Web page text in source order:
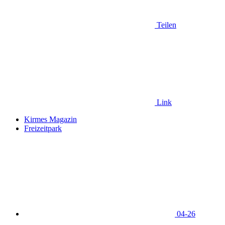
Teilen
Link
Kirmes Magazin
Freizeitpark
04-26